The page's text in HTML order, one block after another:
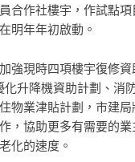
合作社樓宇，作試點
明年年初啟動。
強現時四項樓宇復修
升降機資助計劃、消
物業津貼計劃，市建
，協助更多有需要的
化的速度。